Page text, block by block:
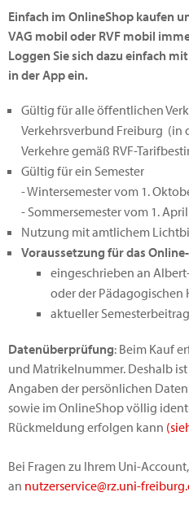
Einfach im OnlineShop kaufen
VAG mobil oder RVF mobil
Loggen Sie sich dazu einfach
in der App ein.
Gültig für alle öffentlichen
Verkehrsverbund Freiburg (in
Verkehre gemäß RVF-
Gültig für ein Semester
- Wintersemester vom 1.
- Sommersemester vom 1.
Nutzung mit amtlichem
Voraussetzung für das
eingeschrieben an
oder der Pädagogischen
aktueller
Datenüberprüfung: Beim Kauf
und Matrikelnummer. Deshalb
Angaben der persönlichen
sowie im OnlineShop völlig
Rückmeldung erfolgen kann
Bei Fragen zu Ihrem Uni-
an nutzerservice@rz.uni-